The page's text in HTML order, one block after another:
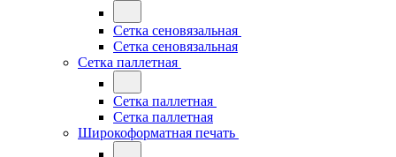
Сетка сеновязальная
Сетка сеновязальная
Сетка паллетная
Сетка паллетная
Сетка паллетная
Широкоформатная печать